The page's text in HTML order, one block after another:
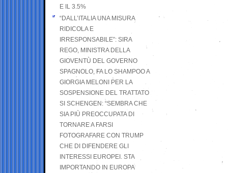
E IL 3.5%
“DALL’ITALIA UNA MISURA
RIDICOLA E
IRRESPONSABILE”: SIRA
REGO, MINISTRA DELLA
GIOVENTÙ DEL GOVERNO
SPAGNOLO, FA LO SHAMPOO A
GIORGIA MELONI PER LA
SOSPENSIONE DEL TRATTATO
SI SCHENGEN: “SEMBRA CHE
SIA PIÙ PREOCCUPATA DI
TORNARE A FARSI
FOTOGRAFARE CON TRUMP
CHE DI DIFENDERE GLI
INTERESSI EUROPEI. STA
IMPORTANDO IN EUROPA